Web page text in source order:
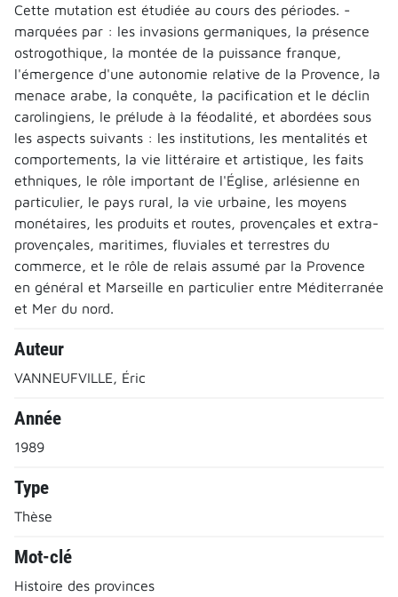
Cette mutation est étudiée au cours des périodes. -
marquées par : les invasions germaniques, la présence
ostrogothique, la montée de la puissance franque,
l'émergence d'une autonomie relative de la Provence, la
menace arabe, la conquête, la pacification et le déclin
carolingiens, le prélude à la féodalité, et abordées sous
les aspects suivants : les institutions, les mentalités et
comportements, la vie littéraire et artistique, les faits
ethniques, le rôle important de l'Église, arlésienne en
particulier, le pays rural, la vie urbaine, les moyens
monétaires, les produits et routes, provençales et extra-
provençales, maritimes, fluviales et terrestres du
commerce, et le rôle de relais assumé par la Provence
en général et Marseille en particulier entre Méditerranée
et Mer du nord.
Auteur
VANNEUFVILLE, Éric
Année
1989
Type
Thèse
Mot-clé
Histoire des provinces